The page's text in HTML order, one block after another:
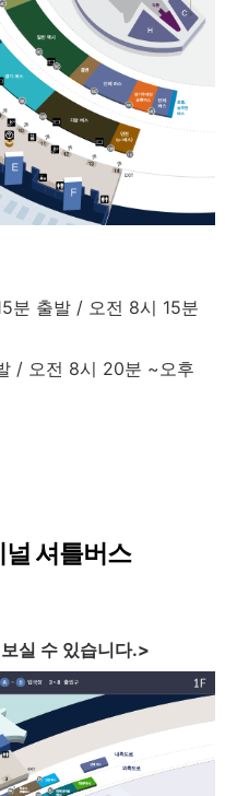
분 출발 / 오전 8시 15분
/ 오전 8시 20분 ~오후
널 셔틀버스
실 수 있습니다.>